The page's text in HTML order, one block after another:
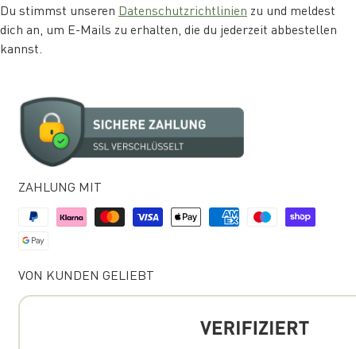
Du stimmst unseren Datenschutzrichtlinien zu und meldest
dich an, um E-Mails zu erhalten, die du jederzeit abbestellen
kannst.
ZAHLUNG MIT
VON KUNDEN GELIEBT